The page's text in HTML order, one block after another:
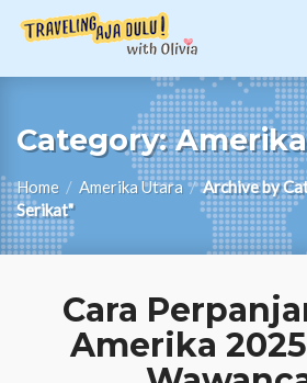
Category:
Home / Amerika Utara / Archive by
Serikat"
Cara
Amerika